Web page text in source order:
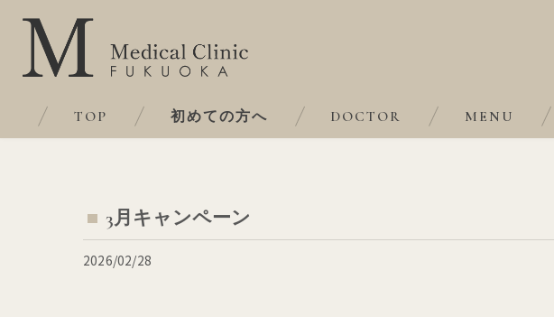
TOP 初めての方へ DOCTOR MENU
3月キャンペーン
2026/02/28